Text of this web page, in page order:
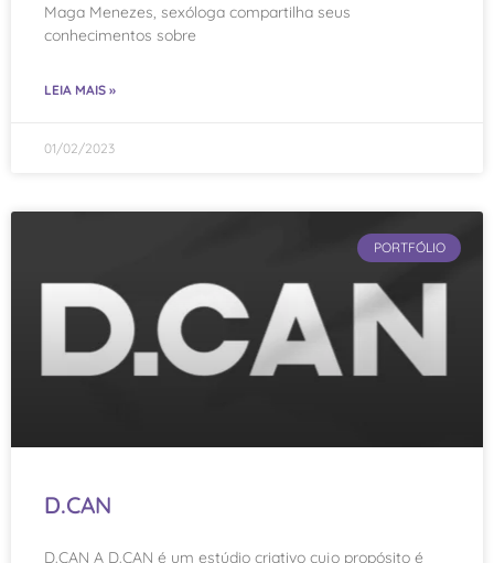
Maga Menezes, sexóloga compartilha seus
conhecimentos sobre
LEIA MAIS »
01/02/2023
PORTFÓLIO
D.CAN
D.CAN A D.CAN é um estúdio criativo cujo propósito é